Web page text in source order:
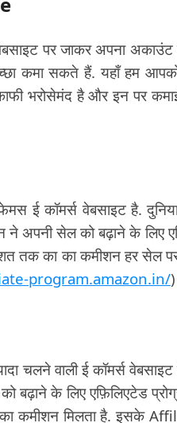
पर जाकर अपना अकाउंट
कमा सकते हैं. यहाँ हम
भरोसेमंद है और इन पर
ई कॉमर्स वेबसाइट है.
सेल को बढ़ाने के लिए
तक का का कमीशन हर
program.amazon.in/
चलने वाली ई कॉमर्स
बढ़ाने के लिए एफ़िलिएटेड
कमीशन मिलता है. इसके